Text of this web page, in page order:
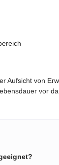
Aufsicht von
vor